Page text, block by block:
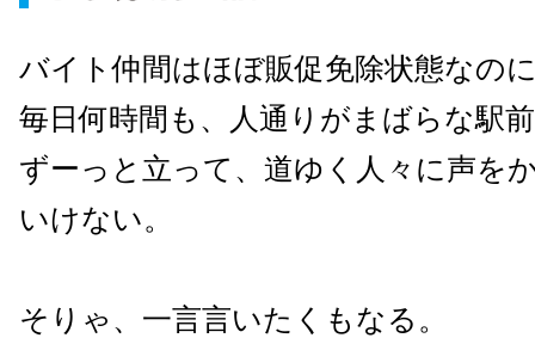
バイト仲間はほぼ販促免除状態なの
毎日何時間も、人通りがまばらな駅
ずーっと立って、道ゆく人々に声を
いけない。
そりゃ、一言言いたくもなる。